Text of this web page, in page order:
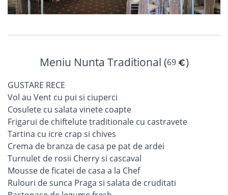
Meniu Nunta Traditional (69 )
GUSTARE RECE
Vol au Vent cu pui si ciuperci
Cosulete cu salata vinete coapte
Frigarui de chiftelute traditionale cu castravete
Tartina cu icre crap si chives
Crema de branza de casa pe pat de ardei
Turnulet de rosii Cherry si cascaval
Mousse de ficatei de casa a la Chef
Rulouri de sunca Praga si salata de cruditati